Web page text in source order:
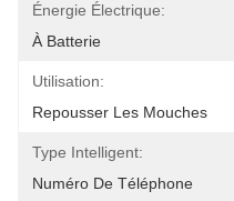
Énergie Électrique:
À Batterie
Utilisation:
Repousser Les Mouches
Type Intelligent:
Numéro De Téléphone